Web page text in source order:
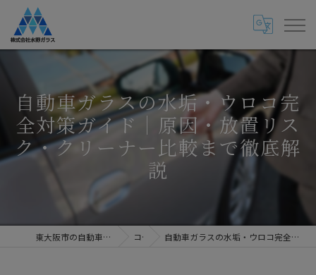
自動車ガラスの水垢・ウロコ完
全対策ガイド｜原因・放置リス
ク・クリーナー比較まで徹底解
説
東大阪市の自動車ガラス専門店・株式会社水野ガラス コラム 自動車ガラスの水垢・ウロコ完全対策ガイド｜原因・放置リスク・クリーナー比較まで徹底解説